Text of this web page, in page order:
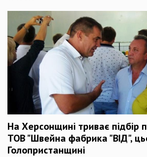
На Херсонщині триває підбір
ТОВ "Швейна фабрика "ВІД",
Голопристанщині